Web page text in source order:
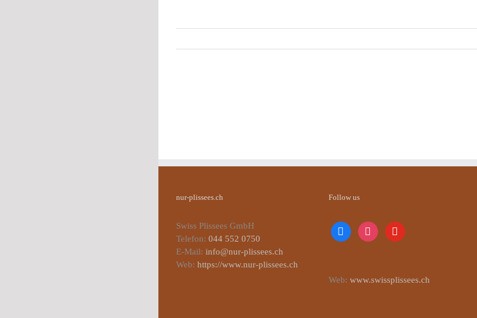
nur-plissees.ch
Swiss Plissees GmbH
Telefon: 044 552 0750
E-Mail: info@nur-plissees.ch
Web: https://www.nur-plissees.ch
Follow us
facebookinstagramyoutube
Web: www.swissplissees.ch